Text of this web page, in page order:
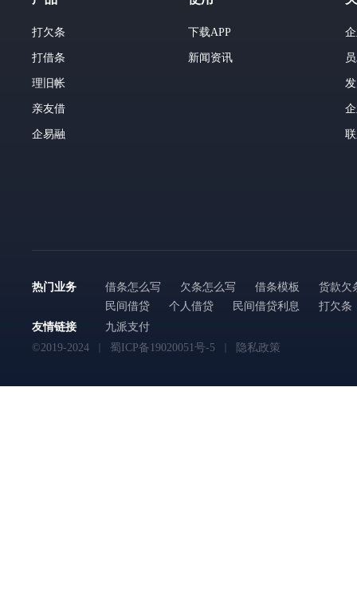
打欠条
打借条
理旧帐
亲友借
企易融
下载APP
新闻资讯
热门业务 借条怎么写 欠条怎么写 借条模板
货款欠
民间借贷
个人借贷 民间借贷利息
打欠条
友情链接
九派支付
©2019-2024
蜀ICP备19020051号-5 隐私政策